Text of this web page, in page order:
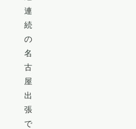
連
続
の
名
古
屋
出
張
で